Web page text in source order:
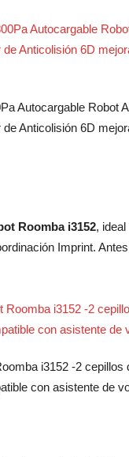
Autocargable Robot
Anticolisión 6D
Roomba i3152,
Imprint.
i3152 -2
con asistente de